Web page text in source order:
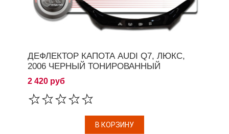
ДЕФЛЕКТОР КАПОТА AUDI Q7, ЛЮКС,
2006 ЧЕРНЫЙ ТОНИРОВАННЫЙ
2 420 руб